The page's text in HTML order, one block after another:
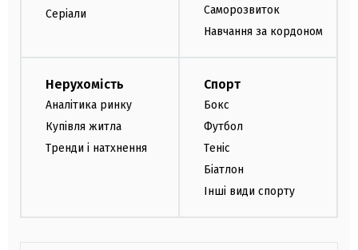
Серіали
Саморозвиток
Навчання за кордоном
Нерухомість
Аналітика ринку
Купівля житла
Тренди і натхнення
Спорт
Бокс
Футбол
Теніс
Біатлон
Інші види спорту